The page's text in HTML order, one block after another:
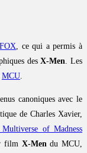
, ce qui a permis à
desX-Men. Les
MCU.
canoniques avec le
de Charles Xavier,
of Madness
film X-Mendu MCU,